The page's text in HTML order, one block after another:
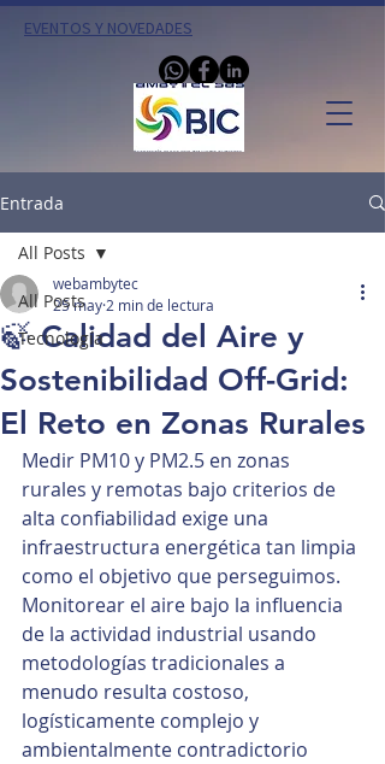
EVENTOS Y NOVEDADES
Entrada
All Posts
Tecnología
All Posts
🍃 Calidad del Aire y
Sostenibilidad Off-Grid:
El Reto en Zonas Rurales
webambytec
25 may 2 min de lectura
Medir PM10 y PM2.5 en zonas
rurales y remotas bajo criterios de
alta confiabilidad exige una
infraestructura energética tan limpia
como el objetivo que perseguimos.
Monitorear el aire bajo la influencia
de la actividad industrial usando
metodologías tradicionales a
menudo resulta costoso,
logísticamente complejo y
ambientalmente contradictorio